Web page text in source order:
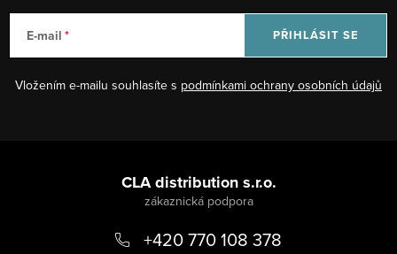
E-mail
Vložením e-mailu souhlasíte s podmínkami ochrany osobních údajů
PŘIHLÁSIT SE
CLA distribution s.r.o.
+420 770 108 378